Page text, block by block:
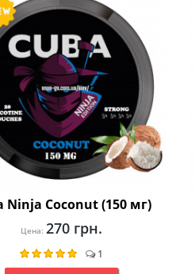
Ninja Coconut (150 мг)
Цена:270 грн.
1